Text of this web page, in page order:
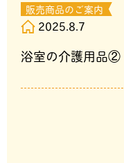
販売商品のご案内
2025.8.7
浴室の介護用品②